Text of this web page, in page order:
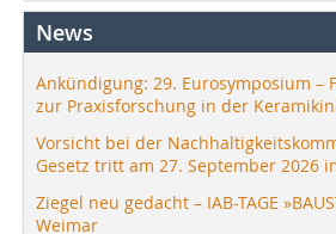
News
Ankündigung: 29. Eurosymposium –
zur Praxisforschung in der
Vorsicht bei der
Gesetz tritt am 27. September 2026
Ziegel neu gedacht – IAB-TAGE
Weimar